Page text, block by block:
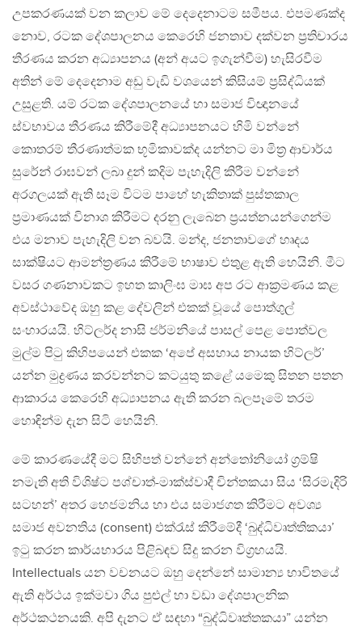
උපකරණයක් වන කලාව මේ දෙදෙනාටම සමීපය. එපමණක්ද
නොව, රටක දේශපාලනය කෙරෙහි ජනතාව දක්වන ප්‍රතිචාරය
තීරණය කරන අධ්‍යාපනය (අන් අයට ඉගැන්වීම) හැසිරවීම
අතින් මේ දෙදෙනාම අඩු වැඩි වශයෙන් කිසියම් ප්‍රසිද්ධියක්
උසුළති. යම් රටක දේශපාලනයේ හා සමාජ විඥානයේ
ස්වභාවය තීරණය කිරීමේදී අධ්‍යාපනයට හිමි වන්නේ
කොතරම් තීරණාත්මක භූමිකාවක්ද යන්නට මා මිත්‍ර ආචාර්ය
සුරේන් රාඝවන් ලබා දුන් කදිම පැහැදිලි කිරීම වන්නේ
අරගලයක් ඇති සෑම විටම පාහේ හැකිතාක් පුස්තකාල
ප්‍රමාණයක් විනාශ කිරීමට දරනු ලැබෙන ප්‍රයත්නයන්ගෙන්ම
එය මනාව පැහැදිලි වන බවයි. මන්ද, ජනතාවගේ හෘදය
සාක්ෂියට ආමන්ත්‍රණය කිරීමේ භාෂාව එතුළ ඇති හෙයිනි. මීට
වසර ගණනාවකට ඉහත කාලිංඝ මාඝ අප රට ආක්‍රමණය කළ
අවස්ථාවේද ඔහු කළ දේවලින් එකක් වූයේ පොත්ගුල්
සංහාරයයි. හිට්ලර්ද නාසි ජර්මනියේ පාසල් පෙළ පොත්වල
මුල්ම පිටු කිහිපයෙන් එකක ‘අපේ අසහාය නායක හිට්ලර්’
යන්න මුද්‍රණය කරවන්නට කටයුතු කළේ යමෙකු සිතන පතන
ආකාරය කෙරෙහි අධ්‍යාපනය ඇති කරන බලපෑමේ තරම
හොඳින්ම දැන සිටි හෙයිනි.
මේ කාරණයේදී මට සිහිපත් වන්නේ අන්තෝනියෝ ග්‍රම්ෂි
නමැති අති විශිෂ්ට පශ්චාත්-මාක්ස්වාදී චින්තකයා සිය ‘සිරමැදිරි
සටහන්’ අතර හෙජමනිය හා එය සමාජගත කිරීමට අවශ්‍ය
සමාජ අවනතිය (consent) එක්රැස් කිරීමේදී ‘බුද්ධිවෘත්තිකයා’
ඉටු කරන කාර්යභාරය පිළිබඳව සිදු කරන විග්‍රහයයි.
Intellectuals යන වචනයට ඔහු දෙන්නේ සාමාන්‍ය භාවිතයේ
ඇති අර්ථය ඉක්මවා ගිය පුළුල් හා වඩා දේශපාලනික
අර්ථකථනයකි. අපි දැනට ඒ සඳහා “බුද්ධිවෘත්තකයා” යන්න